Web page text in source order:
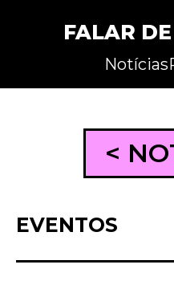
FALAR
Notícias
<
EVENTOS